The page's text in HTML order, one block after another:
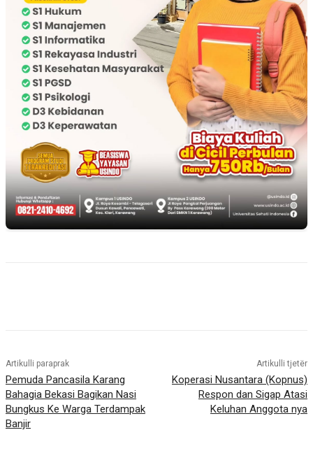
Artikulli paraprak
Pemuda Pancasila Karang
Bahagia Bekasi Bagikan Nasi
Bungkus Ke Warga Terdampak
Banjir
Artikulli tjetër
Koperasi Nusantara (Kopnus)
Respon dan Sigap Atasi
Keluhan Anggota nya